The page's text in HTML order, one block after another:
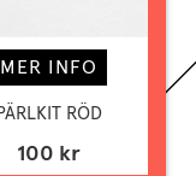
MER INFO
RÖD
100 kr